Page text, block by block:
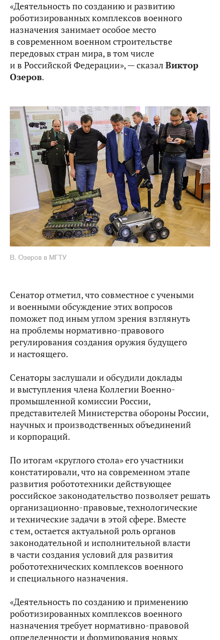
«Деятельность по созданию и развитию
роботизированных комплексов военного
назначения занимает особое место
в современном военном строительстве
передовых стран мира, в том числе
и в Российской Федерации», — сказал Виктор
Озеров.
В. Озеров в МГТУ
Сенатор отметил, что совместное с учеными
и военными обсуждение этих вопросов
поможет под иным углом зрения взглянуть
на проблемы нормативно-правового
регулирования создания оружия будущего
и настоящего.
Сенаторы заслушали и обсудили доклады
и выступления члена Коллегии Военно-
промышленной комиссии России,
представителей Министерства обороны России,
научных и производственных объединений
и корпораций.
По итогам «круглого стола» его участники
констатировали, что на современном этапе
развития робототехники действующее
российское законодательство позволяет решать
организационно-правовые, технологические
и технические задачи в этой сфере. Вместе
с тем, остается актуальной роль органов
законодательной и исполнительной власти
в части создания условий для развития
робототехнических комплексов военного
и специального назначения.
«Деятельность по созданию и применению
роботизированных комплексов военного
назначения требует нормативно-правовой
определенности и формирования новых